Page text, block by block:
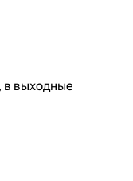
в выходные